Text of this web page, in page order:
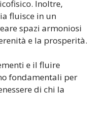
Inoltre,
fluisce in un
spazi armoniosi
e la prosperità.
e il fluire
fondamentali per
di chi la